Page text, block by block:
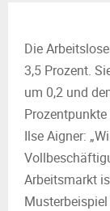
UDie
3,5 Prozent.
um 0,2 und
Ilse Aigner:
Arbeitsmarkt